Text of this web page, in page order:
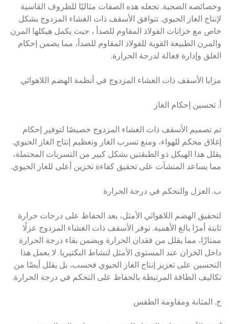
وخصائصه الصحية. تجعله هذه الصفات مثاليًا للظروف القاسية
لإنتاج الغاز الحيوي. تتوافق الأسقف ذات الغشاء المزدوج بشكل
خاص مع خزانات الفولاذ المقاوم للصدأ ، حيث يكمل هيكلها المرن
والمرن الطبيعة القوية للفولاذ المقاوم للصدأ، مما يضمن إحكام
الغلق وإدارة فعالة لدرجة الحرارة.
مزايا الأسقف ذات الغشاء المزدوج في أنظمة الهضم اللاهوائي
أ. تحسين إحكام الغاز
تم تصميم الأسقف ذات الغشاء المزدوج خصيصًا لتوفير إحكام
إغلاق محكم للهواء، ومنع تسرب الغاز وتعظيم إنتاج الغاز الحيوي.
يقلل هذا الهيكل ذو الطبقتين بشكل كبير من التسربات المحتملة،
مما يساعد المنشآت على تحقيق كفاءة تخزين أعلى للغاز الحيوي.
ب. العزل والتحكم في درجة الحرارة
لتحقيق الهضم اللاهوائي الأمثل، يعد الحفاظ على درجات حرارة
ثابتة أمرًا بالغ الأهمية. توفر الأسقف ذات الغشاء المزدوج عزلًا
ممتازًا، مما يقلل من فقدان الحرارة ويضمن بقاء درجة الحرارة
داخل الخزان عند المستوى الأمثل لنشاط البكتيريا. لا يعمل هذا
التحسين على تعزيز إنتاج الغاز الحيوي فحسب، بل يقلل أيضًا من
تكاليف الطاقة المرتبطة بالحفاظ على التحكم في درجة الحرارة.
ج. المتانة ومقاومة الطقس